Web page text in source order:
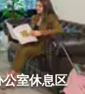
公室休息区